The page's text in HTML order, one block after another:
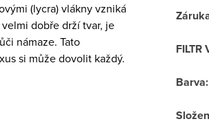
(lycra) vlákny vzniká
dobře drží tvar, je
námaze. Tato
si může dovolit každý.
FILTR
Barva: